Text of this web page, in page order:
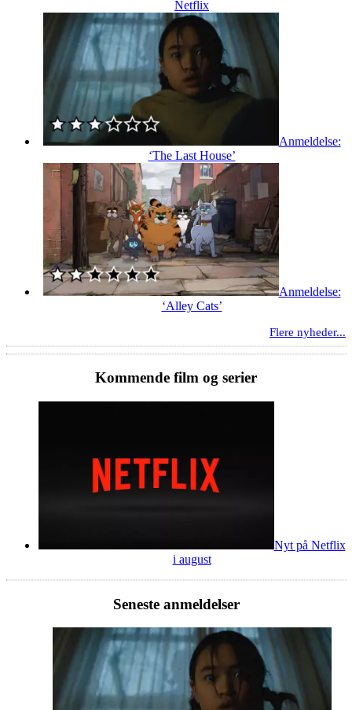
Netflix
Anmeldelse:
‘The Last House’
Anmeldelse:
‘Alley Cats’
Flere nyheder...
Kommende film og serier
Nyt på Netflix
i august
Seneste anmeldelser